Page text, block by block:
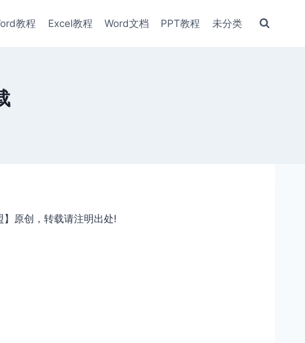
教程 Excel教程 Word文档 PPT教程 未分类
原创，转载请注明出处!